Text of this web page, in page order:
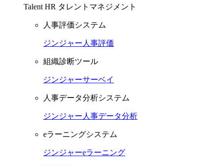
Talent HR タレントマネジメント
人事評価システム
ジンジャー人事評価
組織診断ツール
ジンジャーサーベイ
人事データ分析システム
ジンジャー人事データ分析
eラーニングシステム
ジンジャーeラーニング